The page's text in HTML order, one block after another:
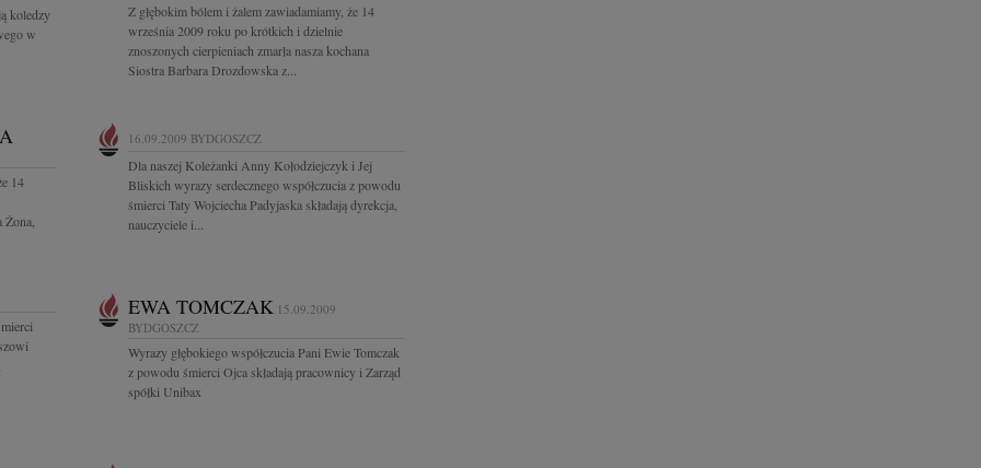
koledzy
w
Z głębokim bólem i żalem zawiadamiamy, że 14
września 2009 roku po krótkich i dzielnie
znoszonych cierpieniach zmarła nasza kochana
Siostra Barbara Drozdowska z...
14
16.09.2009 BYDGOSZCZ
Dla naszej Koleżanki Anny Kołodziejczyk i Jej
Bliskich wyrazy serdecznego współczucia z powodu
śmierci Taty Wojciecha Padyjaska składają dyrekcja,
nauczyciele i...
EWA TOMCZAK 15.09.2009
BYDGOSZCZ
Wyrazy głębokiego współczucia Pani Ewie Tomczak
z powodu śmierci Ojca składają pracownicy i Zarząd
spółki Unibax
i ulepszanie usług.Lista Zaufanych Partnerów